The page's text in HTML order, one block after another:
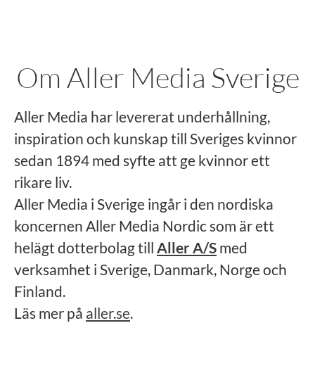
Om Aller Media Sverige
Aller Media har levererat underhållning,
inspiration och kunskap till Sveriges kvinnor
sedan 1894 med syfte att ge kvinnor ett
rikare liv.
Aller Media i Sverige ingår i den nordiska
koncernen Aller Media Nordic som är ett
helägt dotterbolag till Aller A/S med
verksamhet i Sverige, Danmark, Norge och
Finland.
Läs mer på aller.se.